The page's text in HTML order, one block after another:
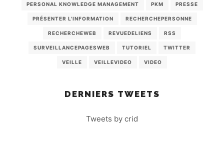
PERSONAL KNOWLEDGE MANAGEMENT PKM PRESSE
PRÉSENTER L'INFORMATION RECHERCHEPERSONNE
RECHERCHEWEB REVUEDELIENS RSS
SURVEILLANCEPAGESWEB TUTORIEL TWITTER
VEILLE VEILLEVIDEO VIDEO
DERNIERS TWEETS
Tweets by crid